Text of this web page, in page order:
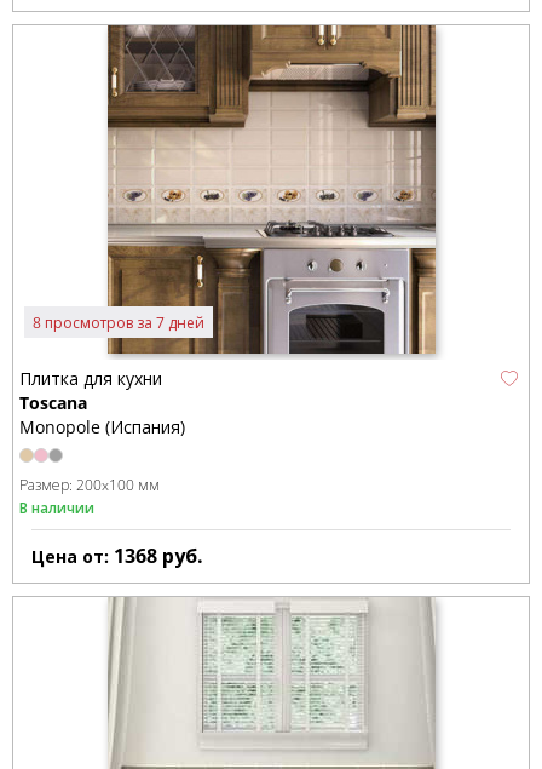
8 просмотров за 7 дней
Плитка для кухни
Toscana
Monopole (Испания)
Размер: 200x100 мм
В наличии
Цена от: 1368 руб.